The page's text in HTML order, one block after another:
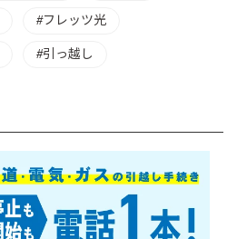
フレッツ光
引っ越し